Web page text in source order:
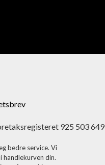
925 503 649
bedre service. Vi
handlekurven din.